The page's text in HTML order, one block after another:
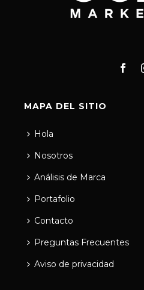
MAPA DEL SITIO
Hola
Nosotros
Análisis de Marca
Portafolio
Contacto
Preguntas Frecuentes
Aviso de privacidad